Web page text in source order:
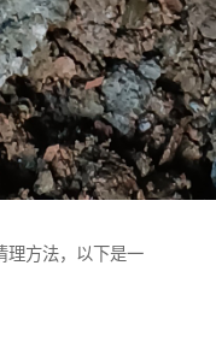
理方法，以下是一